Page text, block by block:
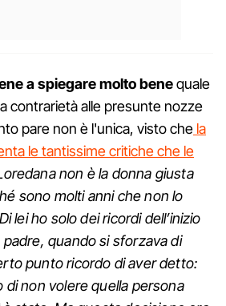
a spiegare molto benequale
contrarietà alle presunte nozze
pare non è l'unica, visto che la
le tantissime critiche che le
non è la donna giusta
sono molti anni che non lo
lei ho solo dei ricordi dell’inizio
quando si sforzava di
punto ricordo di aver detto:
di non volere quella persona